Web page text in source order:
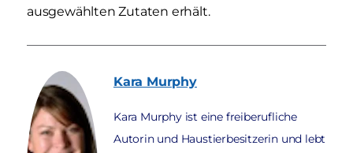
ausgewählten Zutaten erhält.
Kara Murphy
Kara Murphy ist eine freiberufliche
Autorin und Haustierbesitzerin und lebt